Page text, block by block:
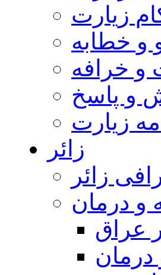
زیارت
و خطابه
و خرافه
و پاسخ
زیارت
زائر
زائر
و درمان
عراق
درمان